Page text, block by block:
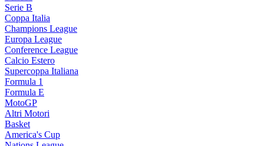
Serie B
Coppa Italia
Champions League
Europa League
Conference League
Calcio Estero
Supercoppa Italiana
Formula 1
Formula E
MotoGP
Altri Motori
Basket
America's Cup